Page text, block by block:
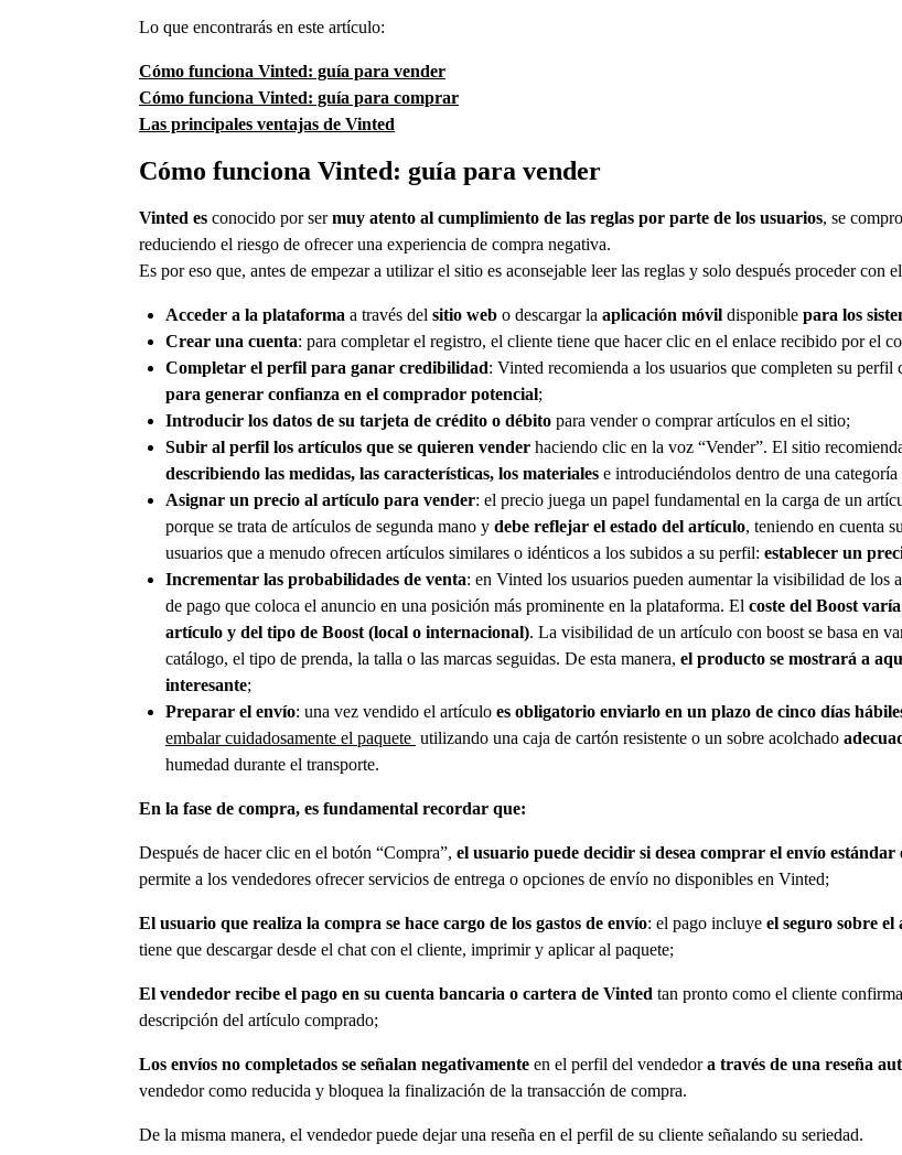
Lo que encontrarás en este artículo:
Cómo funciona Vinted: guía para vender
Cómo funciona Vinted: guía para comprar
Las principales ventajas de Vinted
Cómo funciona Vinted: guía para vender
Vinted es conocido por sermuy atento al cumplimiento de las reglas por parte de los usuarios, se
reduciendo el riesgo de ofrecer una experiencia de compra negativa.
Es por eso que, antes de empezar a utilizar el sitio es aconsejable leer las reglas y solo después proceder con
Acceder a la plataforma a través del sitio web o descargar la aplicación móvil disponible para los
Crear una cuenta: para completar el registro, el cliente tiene que hacer clic en el enlace recibido por el
Completar el perfil para ganar credibilidad: Vinted recomienda a los usuarios que completen su
para generar confianza en el comprador potencial;
Introducir los datos de su tarjeta de crédito o débito para vender o comprar artículos en el sitio;
Subir al perfil los artículos que se quieren vender haciendo clic en la voz “Vender”. El sitio
describiendo las medidas, las características, los materiales e introduciéndolos dentro de una categoría
Asignar un precio al artículo para vender: el precio juega un papel fundamental en la carga de un
porque se trata de artículos de segunda mano y debe reflejar el estado del artículo, teniendo en cuenta
usuarios que a menudo ofrecen artículos similares o idénticos a los subidos a su perfil: establecer un
Incrementar las probabilidades de venta: en Vinted los usuarios pueden aumentar la visibilidad de los
de pago que coloca el anuncio en una posición más prominente en la plataforma. El coste del Boost
artículo y del tipo de Boost (local o internacional). La visibilidad de un artículo con boost se basa en
catálogo, el tipo de prenda, la talla o las marcas seguidas. De esta manera, el producto se mostrará a
interesante;
Preparar el envío: una vez vendido el artículo es obligatorio enviarlo en un plazo de cinco días
embalar cuidadosamente el paquete utilizando una caja de cartón resistente o un sobre acolchado
humedad durante el transporte.
En la fase de compra, es fundamental recordar que:
Después de hacer clic en el botón “Compra”, el usuario puede decidir si desea comprar el envío
permite a los vendedores ofrecer servicios de entrega o opciones de envío no disponibles en Vinted;
El usuario que realiza la compra se hace cargo de los gastos de envío: el pago incluye el seguro sobre
tiene que descargar desde el chat con el cliente, imprimir y aplicar al paquete;
El vendedor recibe el pago en su cuenta bancaria o cartera de Vinted tan pronto como el cliente
descripción del artículo comprado;
Los envíos no completados se señalan negativamente en el perfil del vendedora través de una reseña
vendedor como reducida y bloquea la finalización de la transacción de compra.
De la misma manera, el vendedor puede dejar una reseña en el perfil de su cliente señalando su seriedad.